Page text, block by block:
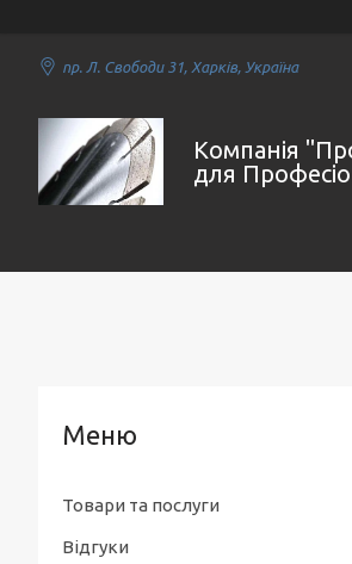
пр. Л. Свободи 31, Харків, Україна
Компанія
для
Товари та послуги
Відгуки